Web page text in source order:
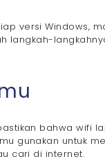
versi Windows,
langkah-
bahwa wifi
gunakan untuk
cari di internet.